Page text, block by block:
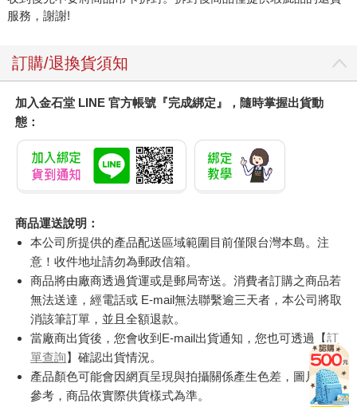
服務，謝謝!
訂購/退換貨須知
加入金石堂 LINE 官方帳號『完成綁定』，隨時掌握出貨動
態：
商品運送說明：
本公司所提供的產品配送區域範圍目前僅限台灣本島。注
意！收件地址請勿為郵政信箱。
商品將由廠商透過貨運或是郵局寄送。消費者訂購之商品若
無法送達，經電話或 E-mail無法聯繫逾三天者，本公司將取
消該筆訂單，並且全額退款。
當廠商出貨後，您會收到E-mail出貨通知，您也可透過【訂
單查詢】確認出貨情況。
產品顏色可能會因網頁呈現與拍攝關係產生色差，圖片僅供
參考，商品依實際供貨樣式為準。